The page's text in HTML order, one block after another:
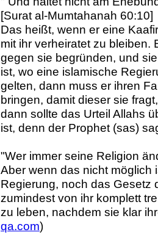
[Surat al-Mumtahanah 60:10]
Das heißt, wenn er eine
mit ihr verheiratet zu bleiben.
gegen sie begründen, und
ist, wo eine islamische
gelten, dann muss er ihren
bringen, damit dieser sie
dann sollte das Urteil Allahs
ist, denn der Prophet (sas)
"Wer immer seine Religion
Aber wenn das nicht möglich
Regierung, noch das Gesetz
zumindest von ihr komplett
zu leben, nachdem sie klar
qa.com)